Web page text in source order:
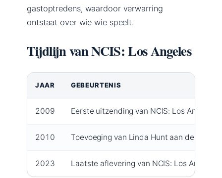
gastoptredens, waardoor verwarring
ontstaat over wie wie speelt.
Tijdlijn van NCIS: Los Angeles
JAAR GEBEURTENIS
2009 Eerste uitzending van NCIS: Los Angeles (
2010 Toevoeging van Linda Hunt aan de cast (
2023 Laatste aflevering van NCIS: Los